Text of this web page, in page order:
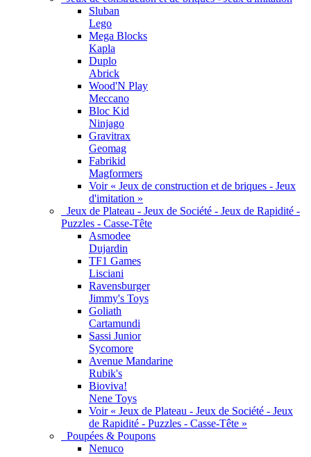
Sluban
Lego
Mega Blocks
Kapla
Duplo
Abrick
Wood'N Play
Meccano
Bloc Kid
Ninjago
Gravitrax
Geomag
Fabrikid
Magformers
Voir « Jeux de construction et de briques - Jeux
d'imitation »
Jeux de Plateau - Jeux de Société - Jeux de Rapidité -
Puzzles - Casse-Tête
Asmodee
Dujardin
TF1 Games
Lisciani
Ravensburger
Jimmy's Toys
Goliath
Cartamundi
Sassi Junior
Sycomore
Avenue Mandarine
Rubik's
Bioviva!
Nene Toys
Voir « Jeux de Plateau - Jeux de Société - Jeux
de Rapidité - Puzzles - Casse-Tête »
Poupées & Poupons
Nenuco